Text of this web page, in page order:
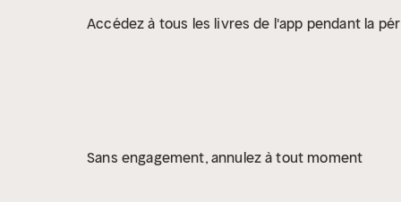
'Mennesket bag monsteret' handler om. Florence McLean
Accédez à tous les livres de l'app pendant la
Sans engagement, annulez à tout moment